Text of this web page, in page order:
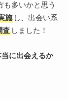
も多いかと思う
施し、出会い系
査しました！
に出会えるか